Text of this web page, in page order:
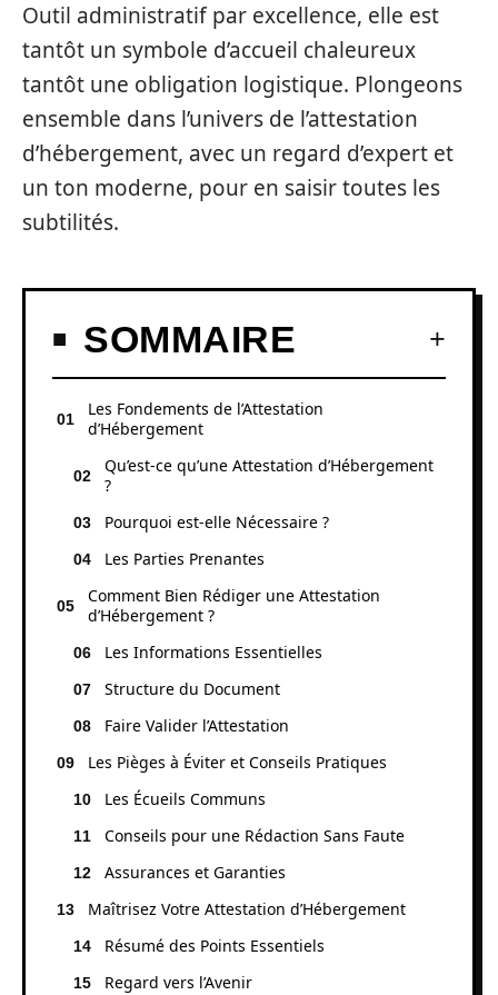
Outil administratif par excellence, elle est
tantôt un symbole d’accueil chaleureux
tantôt une obligation logistique. Plongeons
ensemble dans l’univers de l’attestation
d’hébergement, avec un regard d’expert et
un ton moderne, pour en saisir toutes les
subtilités.
SOMMAIRE
Les Fondements de l’Attestation
d’Hébergement
Qu’est-ce qu’une Attestation d’Hébergement
?
Pourquoi est-elle Nécessaire ?
Les Parties Prenantes
Comment Bien Rédiger une Attestation
d’Hébergement ?
Les Informations Essentielles
Structure du Document
Faire Valider l’Attestation
Les Pièges à Éviter et Conseils Pratiques
Les Écueils Communs
Conseils pour une Rédaction Sans Faute
Assurances et Garanties
Maîtrisez Votre Attestation d’Hébergement
Résumé des Points Essentiels
Regard vers l’Avenir